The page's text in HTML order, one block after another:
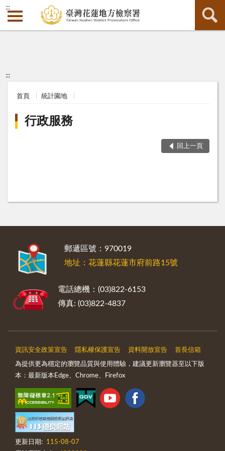
:::
:::
首頁 統計園地
行政服務
回上一頁
郵遞區號：970019
地址：花蓮縣花蓮市府前路15號
電話總機：(03)822-6153
傳真: (03)822-4837
資訊安全政策宣告 隱私權保護宣告 資料開放宣告 首長信箱
為提供更為穩定的瀏覽品質與使用體驗，建議更新瀏覽器至以下版
本：最新版本Edge、Chrome、Firefox
更新日期:
115-08-07